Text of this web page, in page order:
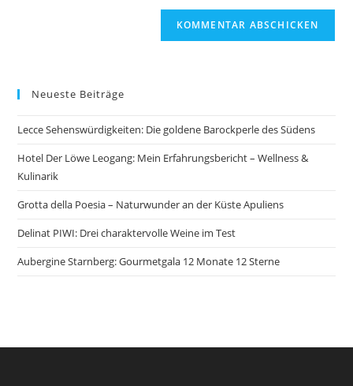
Neueste Beiträge
Lecce Sehenswürdigkeiten: Die goldene Barockperle des Südens
Hotel Der Löwe Leogang: Mein Erfahrungsbericht – Wellness &
Kulinarik
Grotta della Poesia – Naturwunder an der Küste Apuliens
Delinat PIWI: Drei charaktervolle Weine im Test
Aubergine Starnberg: Gourmetgala 12 Monate 12 Sterne